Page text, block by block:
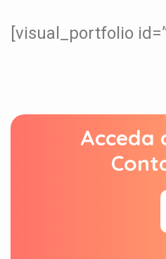
[visual_portfolio
Acceda